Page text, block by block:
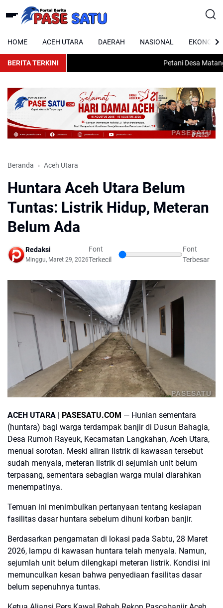
HOME ACEH UTARA DAERAH NASIONAL EKONOMI
BERITA TERKINI Petani Desa Matang
PASESATU
Beranda Aceh Utara
Huntara Aceh Utara Belum
Tuntas: Listrik Hidup, Meteran
Belum Ada
Redaksi
Minggu, Maret 29, 2026
Font
Terkecil
Font
Terbesar
PASESATU
ACEH UTARA | PASESATU.COM — Hunian sementara
(huntara) bagi warga terdampak banjir di Dusun Bahagia,
Desa Rumoh Rayeuk, Kecamatan Langkahan, Aceh Utara,
menuai sorotan. Meski aliran listrik di kawasan tersebut
sudah menyala, meteran listrik di sejumlah unit belum
terpasang, sementara sebagian warga mulai diarahkan
menempatinya.
Temuan ini menimbulkan pertanyaan tentang kesiapan
fasilitas dasar huntara sebelum dihuni korban banjir.
Berdasarkan pengamatan di lokasi pada Sabtu, 28 Maret
2026, lampu di kawasan huntara telah menyala. Namun,
sejumlah unit belum dilengkapi meteran listrik. Kondisi ini
memunculkan kesan bahwa penyediaan fasilitas dasar
belum sepenuhnya tuntas.